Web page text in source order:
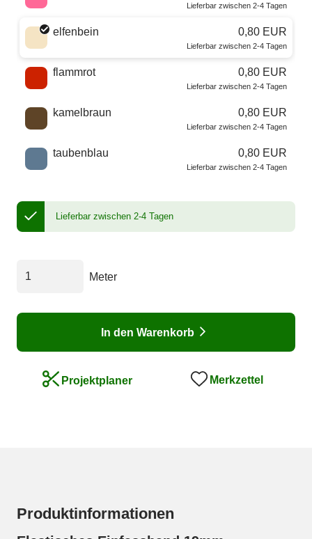
Lieferbar zwischen 2-4 Tagen
elfenbein 0,80 EUR
Lieferbar zwischen 2-4 Tagen
flammrot 0,80 EUR
Lieferbar zwischen 2-4 Tagen
kamelbraun 0,80 EUR
Lieferbar zwischen 2-4 Tagen
taubenblau 0,80 EUR
Lieferbar zwischen 2-4 Tagen
Lieferbar zwischen 2-4 Tagen
Meter
In den Warenkorb
Projektplaner Merkzettel
Produktinformationen